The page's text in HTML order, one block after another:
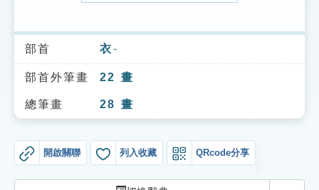
索引選單
知識索引
單字索引
部首 衣 ㄧ
部首外筆畫 22 畫
總筆畫 28 畫
開啟關聯 列入收藏 QRcode分享